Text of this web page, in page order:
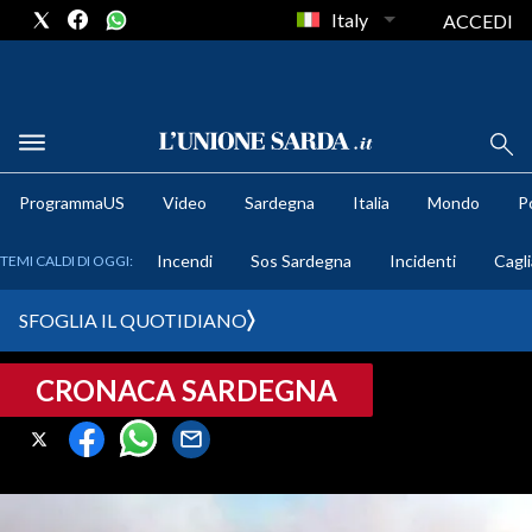
METEO
CRONACA SARDEGNA
CAGLIARI
Italy ACCEDI
ProgrammaUS Video Sardegna Italia Mondo
TEMI CALDI DI OGGI: Incendi Sos Sardegna Incidenti
SFOGLIA IL QUOTIDIANO
CRONACA SARDEGNA